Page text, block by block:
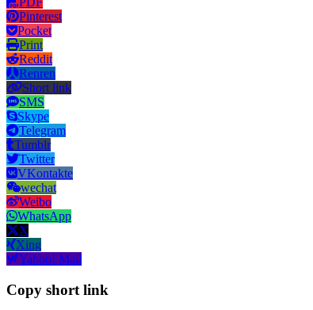
Pinterest
Pocket
Print
Reddit
Renren
Short link
SMS
Skype
Telegram
Tumblr
Twitter
VKontakte
wechat
Weibo
WhatsApp
X
Xing
Yahoo! Mail
Copy short link